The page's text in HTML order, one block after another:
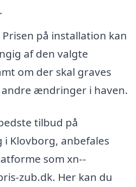
Prisen på installation kan
af den valgte
om der skal graves
ændringer i haven.
tilbud på
Klovborg, anbefales
som xn--
zub.dk. Her kan du